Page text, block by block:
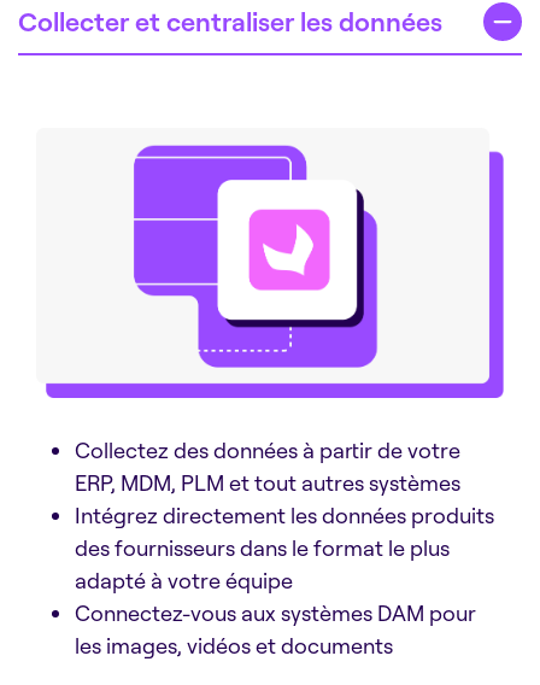
Collecter et centraliser les données
Collectez des données à partir de votre
ERP, MDM, PLM et tout autres systèmes
Intégrez directement les données produits
des fournisseurs dans le format le plus
adapté à votre équipe
Connectez-vous aux systèmes DAM pour
les images, vidéos et documents